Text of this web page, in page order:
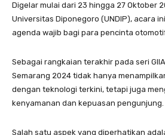
Digelar mulai dari 23 hingga 27 Oktober
Universitas Diponegoro (UNDIP), acara
agenda wajib bagi para pencinta
Sebagai rangkaian terakhir pada seri
Semarang 2024 tidak hanya
dengan teknologi terkini, tetapi juga
kenyamanan dan kepuasan pengunjung.
Salah satu aspek yang diperhatikan